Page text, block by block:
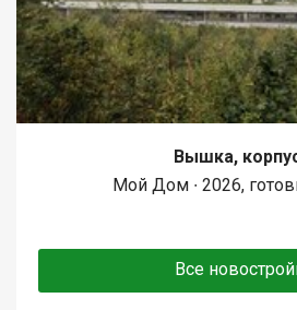
Вышка,
Мой Дом ∙ 2026,
Все